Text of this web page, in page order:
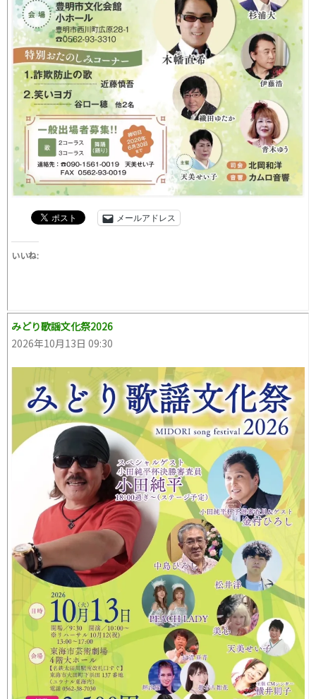
メールアドレス
いいね:
みどり歌謡文化祭2026
2026年10月13日 09:30